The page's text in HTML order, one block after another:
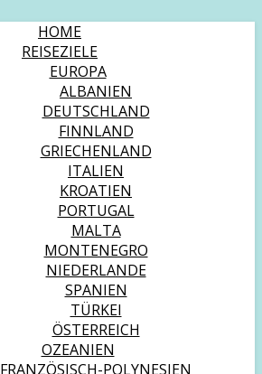
HOME
REISEZIELE
EUROPA
ALBANIEN
DEUTSCHLAND
FINNLAND
GRIECHENLAND
ITALIEN
KROATIEN
PORTUGAL
MALTA
MONTENEGRO
NIEDERLANDE
SPANIEN
TÜRKEI
ÖSTERREICH
OZEANIEN
FRANZÖSISCH-POLYNESIEN